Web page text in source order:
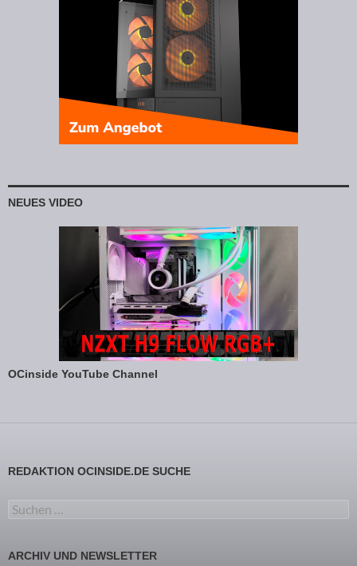
NEUES VIDEO
OCinside YouTube Channel
REDAKTION OCINSIDE.DE SUCHE
Suchen nach:
ARCHIV UND NEWSLETTER